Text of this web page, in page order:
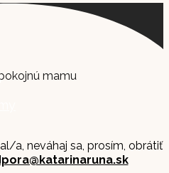
mamu
a, neváhaj sa, prosím, obrátiť